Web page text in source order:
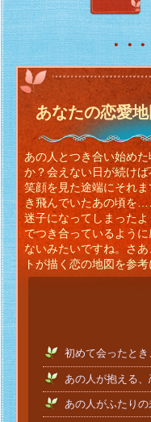
あなたの恋愛
あの人とつき合い始め
か？会えない日が続け
笑顔を見た途端にそれ
き飛んでいたあの頃を
迷子になってしまった
でつき合っているよう
ないみたいですね。さ
トが描く恋の地図を参
初めて会ったと
あの人が抱える
あの人がふたり